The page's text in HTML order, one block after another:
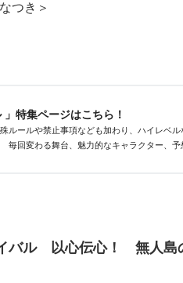
つき＞
」特集ページはこちら！
ルールや禁止事項なども加わり、ハイレベル
毎回変わる舞台、魅力的なキャラクター、予
バル 以心伝心！ 無人島
ＢＯＯＫ